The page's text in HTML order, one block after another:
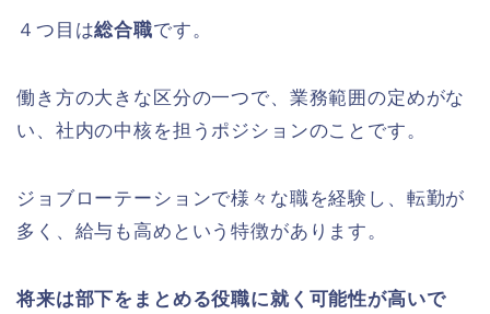
４つ目は総合職です。
働き方の大きな区分の一つで、業務範囲の定めがな
い、社内の中核を担うポジションのこと です。
ジョブローテーションで様々な職を経験し、転勤が
多く、給与も高めという特徴があります。
将来は部下をまとめる役職に就く可能性が高いで